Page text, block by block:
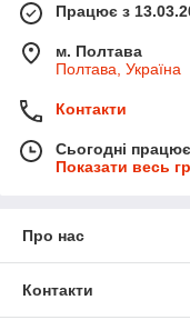
Працює з
м. Полтава
Полтава, Україна
Контакти
Сьогодні
Показати весь
Про нас
Контакти